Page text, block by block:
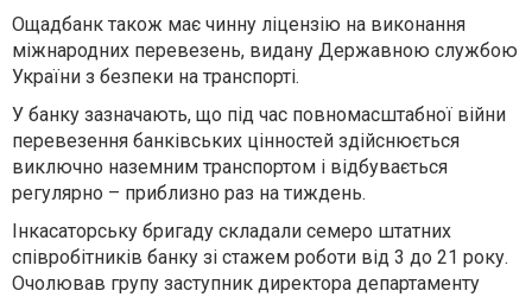
Ощадбанк також має чинну ліцензію на виконання
міжнародних перевезень, видану Державною службою
України з безпеки на транспорті.
У банку зазначають, що під час повномасштабної війни
перевезення банківських цінностей здійснюється
виключно наземним транспортом і відбувається
регулярно – приблизно раз на тиждень.
Інкасаторську бригаду складали семеро штатних
співробітників банку зі стажем роботи від 3 до 21 року.
Очолював групу заступник директора департаменту